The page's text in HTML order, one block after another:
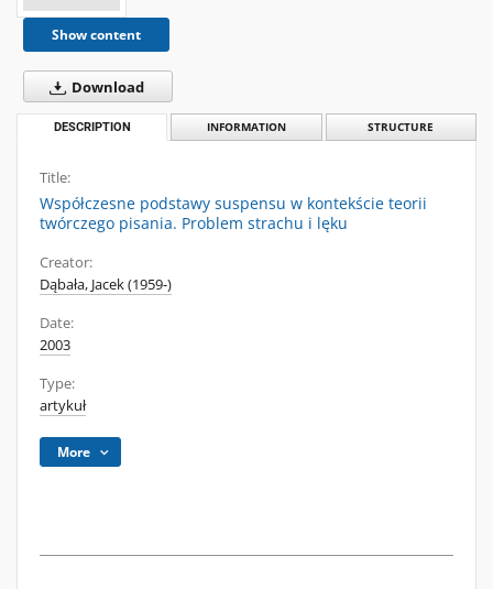
Show content
Download
DESCRIPTION INFORMATION STRUCTURE
Title:
Współczesne podstawy suspensu w kontekście teorii
twórczego pisania. Problem strachu i lęku
Creator:
Dąbała, Jacek (1959-)
Date:
2003
Type:
artykuł
More